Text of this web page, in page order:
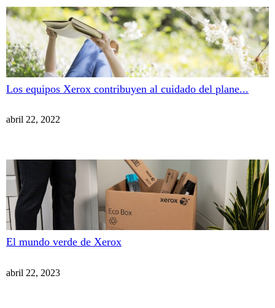
Los equipos Xerox contribuyen al cuidado del plane...
abril 22, 2022
El mundo verde de Xerox
abril 22, 2023